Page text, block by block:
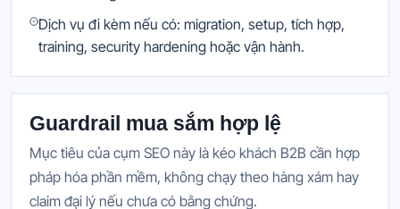
Dịch vụ đi kèm nếu có: migration, setup, tích hợp,
training, security hardening hoặc vận hành.
Guardrail mua sắm hợp lệ
Mục tiêu của cụm SEO này là kéo khách B2B cần hợp
pháp hóa phần mềm, không chạy theo hàng xám hay
claim đại lý nếu chưa có bằng chứng.